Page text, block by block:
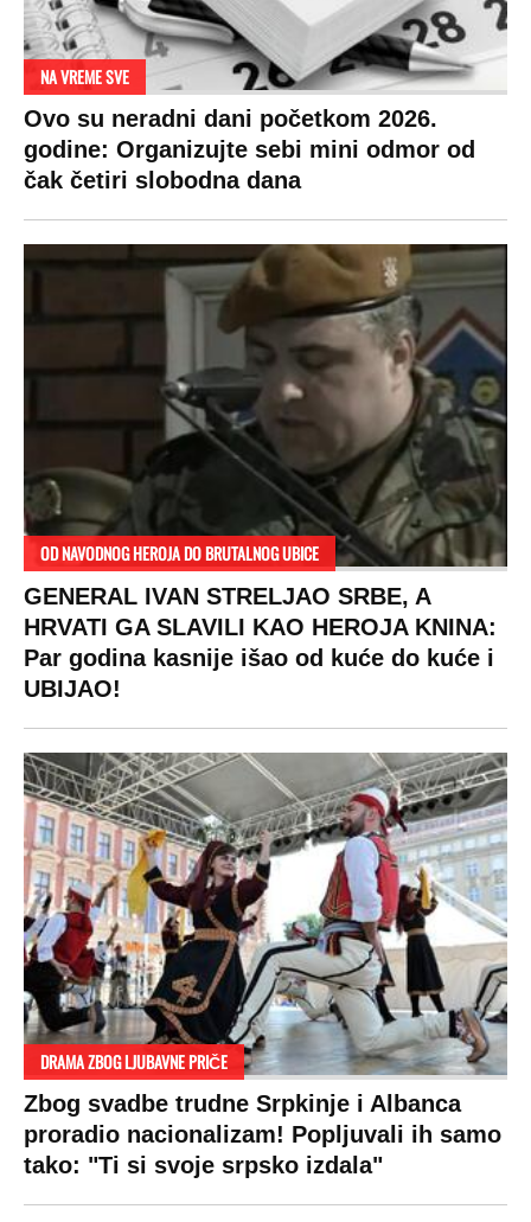
NA VREME SVE
Ovo su neradni dani početkom 2026.
godine: Organizujte sebi mini odmor od
čak četiri slobodna dana
OD NAVODNOG HEROJA DO BRUTALNOG UBICE
GENERAL IVAN STRELJAO SRBE, A
HRVATI GA SLAVILI KAO HEROJA KNINA:
Par godina kasnije išao od kuće do kuće i
UBIJAO!
DRAMA ZBOG LJUBAVNE PRIČE
Zbog svadbe trudne Srpkinje i Albanca
proradio nacionalizam! Popljuvali ih samo
tako: "Ti si svoje srpsko izdala"